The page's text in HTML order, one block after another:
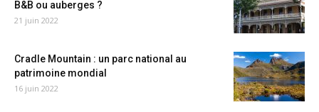
B&B ou auberges ?
21 juin 2022
Cradle Mountain : un parc national au
patrimoine mondial
16 juin 2022